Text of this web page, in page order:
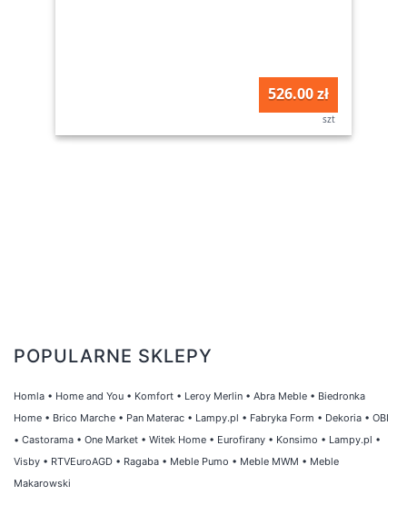
526.00 zł
szt
POPULARNE SKLEPY
Homla • Home and You • Komfort • Leroy Merlin • Abra Meble • Biedronka
Home • Brico Marche • Pan Materac • Lampy.pl • Fabryka Form • Dekoria • OBI
• Castorama • One Market • Witek Home • Eurofirany • Konsimo • Lampy.pl •
Visby • RTVEuroAGD • Ragaba • Meble Pumo • Meble MWM • Meble
Makarowski